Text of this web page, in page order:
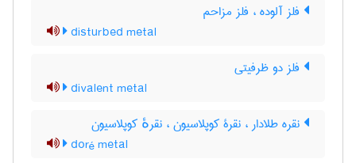
فلز آلوده ، فلز مزاحم
disturbed metal
فلز دو ظرفیتی
divalent metal
نقره طلادار ، نقرۀ کوپلاسیون ، نقرهٔ کوپلاسیون
doré metal